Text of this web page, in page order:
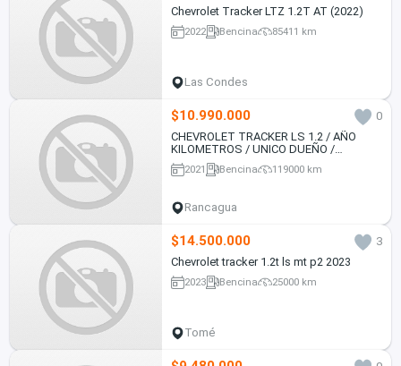
Chevrolet Tracker LTZ 1.2T AT (2022)
2022 Bencina 85411 km
Las Condes
$10.990.000
0
CHEVROLET TRACKER LS 1.2 / AÑO
KILOMETROS / UNICO DUEÑO /
EXCELENTE ESTADO
2021 Bencina 119000 km
Rancagua
$14.500.000
3
Chevrolet tracker 1.2t ls mt p2 2023
2023 Bencina 25000 km
Tomé